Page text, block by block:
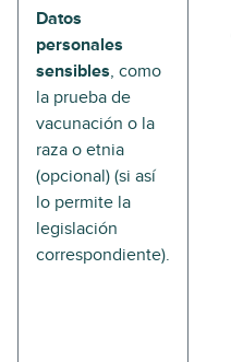
Datos
personales
sensibles, como
la prueba de
vacunación o la
raza o etnia
(opcional) (si así
lo permite la
legislación
correspondiente).